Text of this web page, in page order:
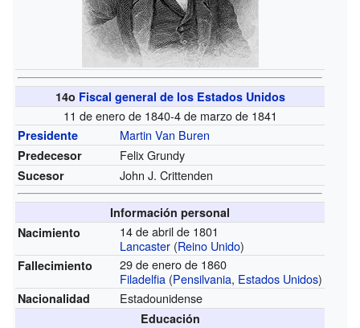
14o Fiscal general de los Estados Unidos
11 de enero de 1840-4 de marzo de 1841
Presidente Martin Van Buren
Predecesor Felix Grundy
Sucesor John J. Crittenden
Información personal
Nacimiento
14 de abril de 1801
Lancaster (Reino Unido)
Fallecimiento
29 de enero de 1860
Filadelfia (Pensilvania, Estados Unidos)
Nacionalidad Estadounidense
Educación